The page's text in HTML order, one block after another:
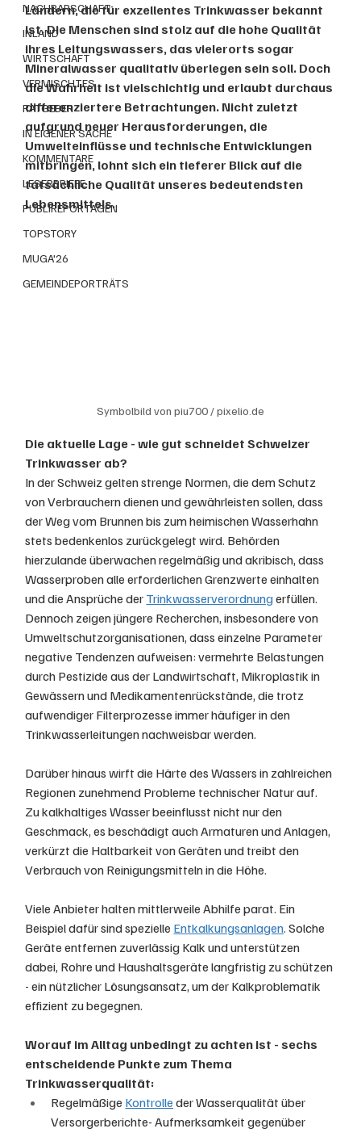
NACHBARSCHAFT
INLAND
WIRTSCHAFT
VERMISCHTES
RATGEBER
IN EIGENER SACHE
KOMMENTARE
LESERBRIEFE
PUBLIREPORTAGEN
TOPSTORY
MUGA'26
GEMEINDEPORTRÄTS
Ländern, die für exzellentes Trinkwasser bekannt
ist. Die Menschen sind stolz auf die hohe Qualität
ihres Leitungswassers, das vielerorts sogar
Mineralwasser qualitativ überlegen sein soll. Doch
die Wahrheit ist vielschichtig und erlaubt durchaus
differenziertere Betrachtungen. Nicht zuletzt
aufgrund neuer Herausforderungen, die
Umwelteinflüsse und technische Entwicklungen
mitbringen, lohnt sich ein tieferer Blick auf die
tatsächliche Qualität unseres bedeutendsten
Lebensmittels.
Symbolbild von piu700 / pixelio.de
Die aktuelle Lage - wie gut schneidet Schweizer
Trinkwasser ab?
In der Schweiz gelten strenge Normen, die dem Schutz
von Verbrauchern dienen und gewährleisten sollen, dass
der Weg vom Brunnen bis zum heimischen Wasserhahn
stets bedenkenlos zurückgelegt wird. Behörden
hierzulande überwachen regelmäßig und akribisch, dass
Wasserproben alle erforderlichen Grenzwerte einhalten
und die Ansprüche der Trinkwasserverordnung erfüllen.
Dennoch zeigen jüngere Recherchen, insbesondere von
Umweltschutzorganisationen, dass einzelne Parameter
negative Tendenzen aufweisen: vermehrte Belastungen
durch Pestizide aus der Landwirtschaft, Mikroplastik in
Gewässern und Medikamentenrückstände, die trotz
aufwendiger Filterprozesse immer häufiger in den
Trinkwasserleitungen nachweisbar werden.
Darüber hinaus wirft die Härte des Wassers in zahlreichen
Regionen zunehmend Probleme technischer Natur auf.
Zu kalkhaltiges Wasser beeinflusst nicht nur den
Geschmack, es beschädigt auch Armaturen und Anlagen,
verkürzt die Haltbarkeit von Geräten und treibt den
Verbrauch von Reinigungsmitteln in die Höhe.
Viele Anbieter halten mittlerweile Abhilfe parat. Ein
Beispiel dafür sind spezielle Entkalkungsanlagen. Solche
Geräte entfernen zuverlässig Kalk und unterstützen
dabei, Rohre und Haushaltsgeräte langfristig zu schützen
- ein nützlicher Lösungsansatz, um der Kalkproblematik
effizient zu begegnen.
Worauf im Alltag unbedingt zu achten ist - sechs
entscheidende Punkte zum Thema
Trinkwasserqualität:
Regelmäßige Kontrolle der Wasserqualität über
Versorgerberichte- Aufmerksamkeit gegenüber